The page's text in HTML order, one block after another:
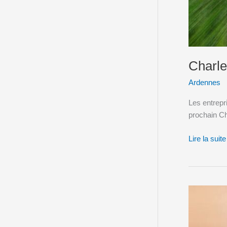
Ardennes
Les
prochain
Lire la